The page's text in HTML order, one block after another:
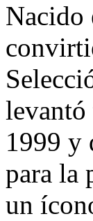
Nacido
levantó
1999 y
para la
un